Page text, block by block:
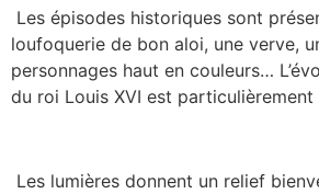
Les épisodes historiques sont
loufoquerie de bon aloi, une verve,
personnages haut en couleurs…
du roi Louis XVI est particulièrement
Les lumières donnent un relief